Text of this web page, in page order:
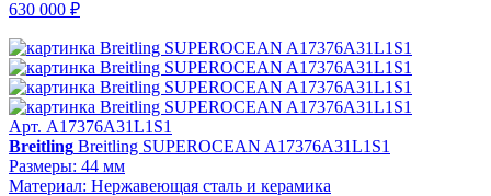
630 000 ₽
Арт. A17376A31L1S1
Breitling Breitling SUPEROCEAN A17376A31L1S1
Размеры: 44 мм
Материал: Нержавеющая сталь и керамика